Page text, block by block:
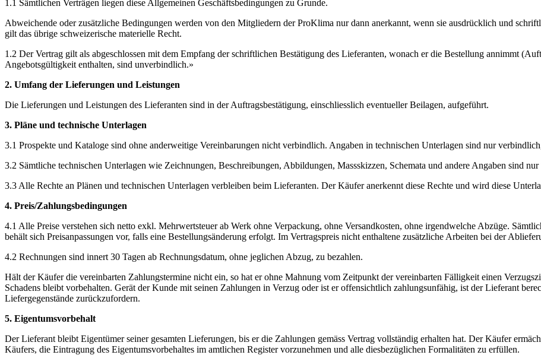
1.1 Sämtlichen Verträgen liegen diese Allgemeinen Geschäftsbedingungen zu Grunde.
Abweichende oder zusätzliche Bedingungen werden von den Mitgliedern der ProKlima nur dann anerkannt, wenn sie ausdrücklich und
gilt das übrige schweizerische materielle Recht.
1.2 Der Vertrag gilt als abgeschlossen mit dem Empfang der schriftlichen Bestätigung des Lieferanten, wonach er die Bestellung annimmt
Angebotsgültigkeit enthalten, sind unverbindlich.»
2. Umfang der Lieferungen und Leistungen
Die Lieferungen und Leistungen des Lieferanten sind in der Auftragsbestätigung, einschliesslich eventueller Beilagen, aufgeführt.
3. Pläne und technische Unterlagen
3.1 Prospekte und Kataloge sind ohne anderweitige Vereinbarungen nicht verbindlich. Angaben in technischen Unterlagen sind nur
3.2 Sämtliche technischen Unterlagen wie Zeichnungen, Beschreibungen, Abbildungen, Massskizzen, Schemata und andere Angaben sind
3.3 Alle Rechte an Plänen und technischen Unterlagen verbleiben beim Lieferanten. Der Käufer anerkennt diese Rechte und wird diese
4. Preis/Zahlungsbedingungen
4.1 Alle Preise verstehen sich netto exkl. Mehrwertsteuer ab Werk ohne Verpackung, ohne Versandkosten, ohne irgendwelche Abzüge.
behält sich Preisanpassungen vor, falls eine Bestellungsänderung erfolgt. Im Vertragspreis nicht enthaltene zusätzliche Arbeiten bei der
4.2 Rechnungen sind innert 30 Tagen ab Rechnungsdatum, ohne jeglichen Abzug, zu bezahlen.
Hält der Käufer die vereinbarten Zahlungstermine nicht ein, so hat er ohne Mahnung vom Zeitpunkt der vereinbarten Fälligkeit einen
Schadens bleibt vorbehalten. Gerät der Kunde mit seinen Zahlungen in Verzug oder ist er offensichtlich zahlungsunfähig, ist der Lieferant
Liefergegenstände zurückzufordern.
5. Eigentumsvorbehalt
Der Lieferant bleibt Eigentümer seiner gesamten Lieferungen, bis er die Zahlungen gemäss Vertrag vollständig erhalten hat. Der Käufer
Käufers, die Eintragung des Eigentumsvorbehaltes im amtlichen Register vorzunehmen und alle diesbezüglichen Formalitäten zu erfüllen.